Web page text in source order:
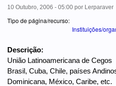
10 Outubro, 2006 - 05:00 por Lerparaver
Tipo de página/recurso:
Instituições/
Descrição:
União Latinoamericana de Cegos
Brasil, Cuba, Chile, países
Dominicana, México, Caribe, etc.